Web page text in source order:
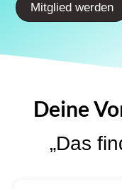
Mitglied werden
Deine
„Das